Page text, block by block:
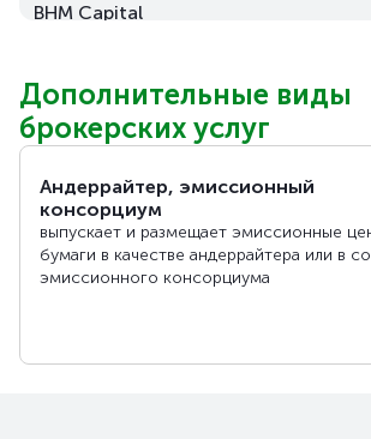
BHM Capital
Bank RBK
ForteBank
Дополнительные виды
брокерских услуг
Андеррайтер, эмиссионный
консорциум
выпускает и размещает эмиссионные
бумаги в качестве андеррайтера или в
эмиссионного консорциума